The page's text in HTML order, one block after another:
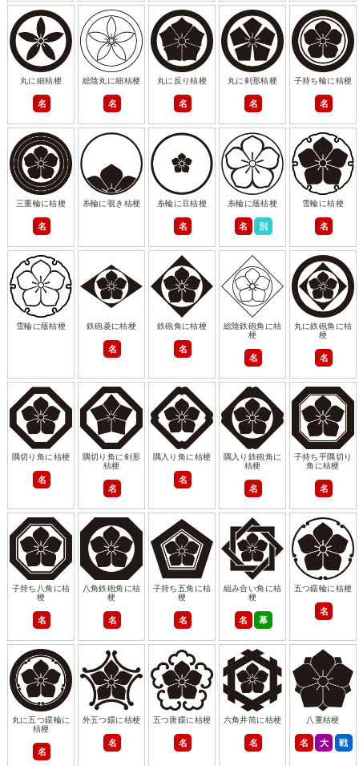
丸に細桔梗
名
総陰丸に細桔梗
名
丸に反り桔梗
名
丸に剣形桔梗
名
子持ち輪に桔梗
名
三重輪に桔梗
名
糸輪に覗き桔梗 糸輪に豆桔梗
名
糸輪に蔭桔梗
名 別
雪輪に桔梗
名
雪輪に蔭桔梗 鉄砲菱に桔梗
名
鉄砲角に桔梗
名
総陰鉄砲角に桔
梗
名
丸に鉄砲角に桔
梗
名
隅切り角に桔梗
名
隅切り角に剣形
桔梗
名
隅入り角に桔梗
名
隅入り鉄砲角に
桔梗
名
子持ち平隅切り
角に桔梗
名
子持ち八角に桔
梗
名
八角鉄砲角に桔
梗
名
子持ち五角に桔
梗
名
組み合い角に桔
梗
名 幕
五つ鐶輪に桔梗
名
丸に五つ鐶輪に
桔梗
名
外五つ鐶に桔梗
名
五つ唐鐶に桔梗
名
六角井筒に桔梗
名
八重桔梗
名 大 戦